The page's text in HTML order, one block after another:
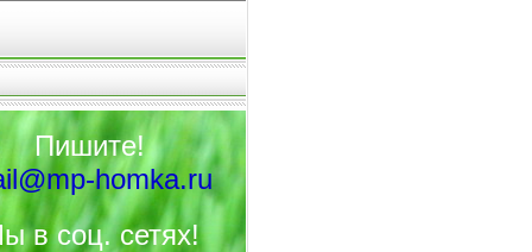
Пишите!
homka.ru
в соц. сетях!